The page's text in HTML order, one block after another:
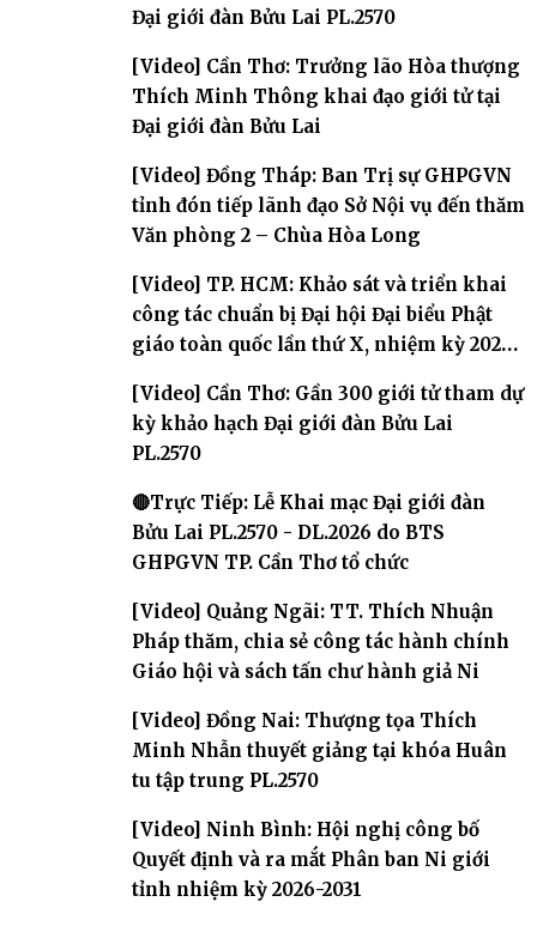
Đại giới đàn Bửu Lai PL.2570
[Video] Cần Thơ: Trưởng lão Hòa thượng
Thích Minh Thông khai đạo giới tử tại
Đại giới đàn Bửu Lai
[Video] Đồng Tháp: Ban Trị sự GHPGVN
tỉnh đón tiếp lãnh đạo Sở Nội vụ đến thăm
Văn phòng 2 – Chùa Hòa Long
[Video] TP. HCM: Khảo sát và triển khai
công tác chuẩn bị Đại hội Đại biểu Phật
giáo toàn quốc lần thứ X, nhiệm kỳ 2026-
[Video] Cần Thơ: Gần 300 giới tử tham dự
kỳ khảo hạch Đại giới đàn Bửu Lai
PL.2570
🔴Trực Tiếp: Lễ Khai mạc Đại giới đàn
Bửu Lai PL.2570 - DL.2026 do BTS
GHPGVN TP. Cần Thơ tổ chức
[Video] Quảng Ngãi: TT. Thích Nhuận
Pháp thăm, chia sẻ công tác hành chính
Giáo hội và sách tấn chư hành giả Ni
[Video] Đồng Nai: Thượng tọa Thích
Minh Nhẫn thuyết giảng tại khóa Huân
tu tập trung PL.2570
[Video] Ninh Bình: Hội nghị công bố
Quyết định và ra mắt Phân ban Ni giới
tỉnh nhiệm kỳ 2026-2031